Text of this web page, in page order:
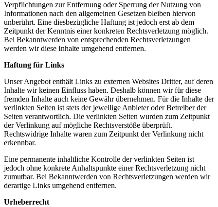
Verpflichtungen zur Entfernung oder Sperrung der Nutzung von
Informationen nach den allgemeinen Gesetzen bleiben hiervon
unberührt. Eine diesbezügliche Haftung ist jedoch erst ab dem
Zeitpunkt der Kenntnis einer konkreten Rechtsverletzung möglich.
Bei Bekanntwerden von entsprechenden Rechtsverletzungen
werden wir diese Inhalte umgehend entfernen.
Haftung für Links
Unser Angebot enthält Links zu externen Websites Dritter, auf deren
Inhalte wir keinen Einfluss haben. Deshalb können wir für diese
fremden Inhalte auch keine Gewähr übernehmen. Für die Inhalte der
verlinkten Seiten ist stets der jeweilige Anbieter oder Betreiber der
Seiten verantwortlich. Die verlinkten Seiten wurden zum Zeitpunkt
der Verlinkung auf mögliche Rechtsverstöße überprüft.
Rechtswidrige Inhalte waren zum Zeitpunkt der Verlinkung nicht
erkennbar.
Eine permanente inhaltliche Kontrolle der verlinkten Seiten ist
jedoch ohne konkrete Anhaltspunkte einer Rechtsverletzung nicht
zumutbar. Bei Bekanntwerden von Rechtsverletzungen werden wir
derartige Links umgehend entfernen.
Urheberrecht